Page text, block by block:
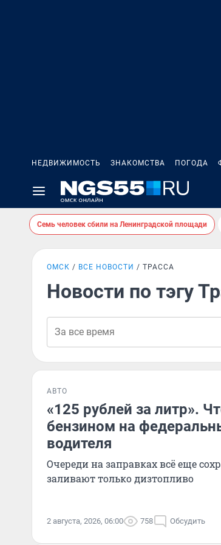
НЕДВИЖИМОСТЬ ЗНАКОМСТВА ПОГОДА
Семь человек сбили на Ленинградской площади
ОМСК ВСЕ НОВОСТИ ТРАССА
Новости по тэгу
АВТО
«125 рублей за литр».
бензином на
водителя
Очереди на заправках всё еще
заливают только дизтопливо
2 августа, 2026, 06:00 758 Обсудить